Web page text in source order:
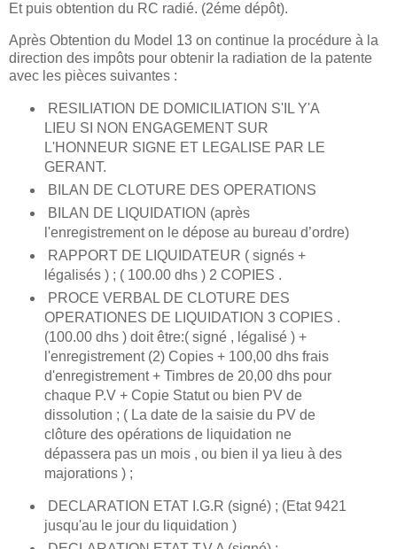
Et puis obtention du RC radié. (2éme dépôt).
Après Obtention du Model 13 on continue la procédure à la
direction des impôts pour obtenir la radiation de la patente
avec les pièces suivantes :
RESILIATION DE DOMICILIATION S'IL Y'A
LIEU SI NON ENGAGEMENT SUR
L'HONNEUR SIGNE ET LEGALISE PAR LE
GERANT.
BILAN DE CLOTURE DES OPERATIONS
BILAN DE LIQUIDATION (après
l'enregistrement on le dépose au bureau d’ordre)
RAPPORT DE LIQUIDATEUR ( signés +
légalisés ) ; ( 100.00 dhs ) 2 COPIES .
PROCE VERBAL DE CLOTURE DES
OPERATIONES DE LIQUIDATION 3 COPIES .
(100.00 dhs ) doit être:( signé , légalisé ) +
l'enregistrement (2) Copies + 100,00 dhs frais
d'enregistrement + Timbres de 20,00 dhs pour
chaque P.V + Copie Statut ou bien PV de
dissolution ; ( La date de la saisie du PV de
clôture des opérations de liquidation ne
dépassera pas un mois , ou bien il ya lieu à des
majorations ) ;
DECLARATION ETAT I.G.R (signé) ; (Etat 9421
jusqu'au le jour du liquidation )